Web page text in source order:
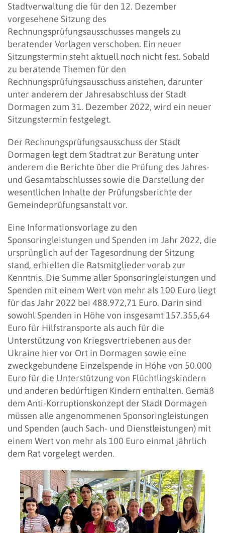
Stadtverwaltung die für den 12. Dezember
vorgesehene Sitzung des
Rechnungsprüfungsausschusses mangels zu
beratender Vorlagen verschoben. Ein neuer
Sitzungstermin steht aktuell noch nicht fest. Sobald
zu beratende Themen für den
Rechnungsprüfungsausschuss anstehen, darunter
unter anderem der Jahresabschluss der Stadt
Dormagen zum 31. Dezember 2022, wird ein neuer
Sitzungstermin festgelegt.
Der Rechnungsprüfungsausschuss der Stadt
Dormagen legt dem Stadtrat zur Beratung unter
anderem die Berichte über die Prüfung des Jahres-
und Gesamtabschlusses sowie die Darstellung der
wesentlichen Inhalte der Prüfungsberichte der
Gemeindeprüfungsanstalt vor.
Eine Informationsvorlage zu den
Sponsoringleistungen und Spenden im Jahr 2022, die
ursprünglich auf der Tagesordnung der Sitzung
stand, erhielten die Ratsmitglieder vorab zur
Kenntnis. Die Summe aller Sponsoringleistungen und
Spenden mit einem Wert von mehr als 100 Euro liegt
für das Jahr 2022 bei 488.972,71 Euro. Darin sind
sowohl Spenden in Höhe von insgesamt 157.355,64
Euro für Hilfstransporte als auch für die
Unterstützung von Kriegsvertriebenen aus der
Ukraine hier vor Ort in Dormagen sowie eine
zweckgebundene Einzelspende in Höhe von 50.000
Euro für die Unterstützung von Flüchtlingskindern
und anderen bedürftigen Kindern enthalten. Gemäß
dem Anti-Korruptionskonzept der Stadt Dormagen
müssen alle angenommenen Sponsoringleistungen
und Spenden (auch Sach- und Dienstleistungen) mit
einem Wert von mehr als 100 Euro einmal jährlich
dem Rat vorgelegt werden.